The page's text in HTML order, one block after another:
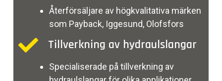
Återförsäljare av högkvalitativa märken
som Payback, Iggesund, Olofsfors
Tillverkning av hydraulslangar
Specialiserade på tillverkning av